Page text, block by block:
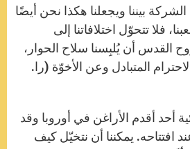
بيننا ويجعلنا هكذا نحن أيضًا
فلا تتحوّل اختلافاتنا إلى
القدس أن يُلبِسنا سلاح الحوار،
المتبادل وعن الأخوّة (را.
أحد أقدم الأراغن في أوروبا وقد
افتتاحه. يمكننا أن نتخيّل كيف